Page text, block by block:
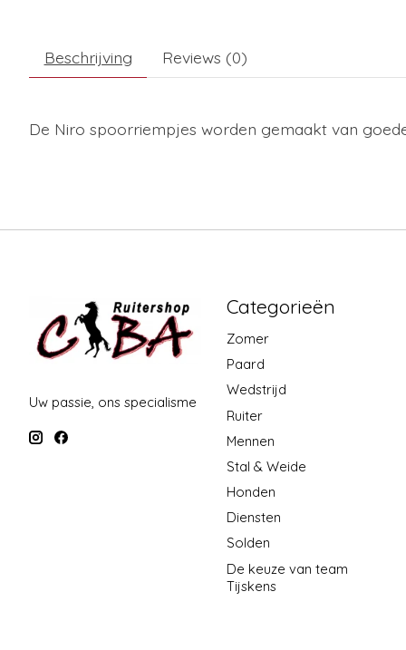
Beschrijving Reviews (0)
De Niro spoorriempjes worden gemaakt van
Uw passie, ons specialisme
Categorieën
Zomer
Paard
Wedstrijd
Ruiter
Mennen
Stal & Weide
Honden
Diensten
Solden
De keuze van team
Tijskens